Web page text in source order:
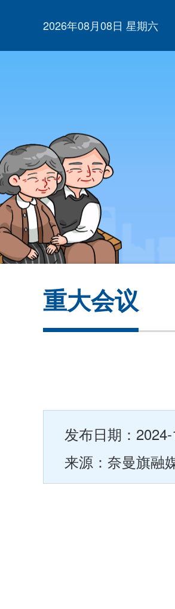
2026年08月08日 星期六
重大会议
发布日期：
来源：奈曼旗融